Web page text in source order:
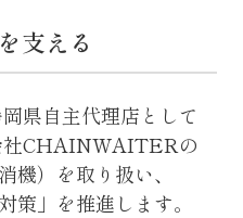
支える
県自主代理店として
社CHAINWAITERの
機）を取り扱い、
策」を推進します。